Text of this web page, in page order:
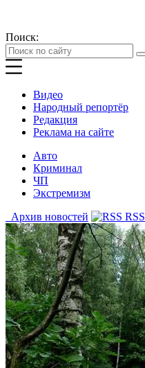
Поиск:
Видео
Народный репортёр
Редакция
Реклама на сайте
Авто
Криминал
ЧП
Экстремизм
Архив новостей
RSS